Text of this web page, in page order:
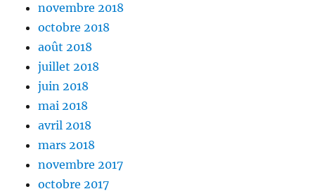
novembre 2018
octobre 2018
août 2018
juillet 2018
juin 2018
mai 2018
avril 2018
mars 2018
novembre 2017
octobre 2017